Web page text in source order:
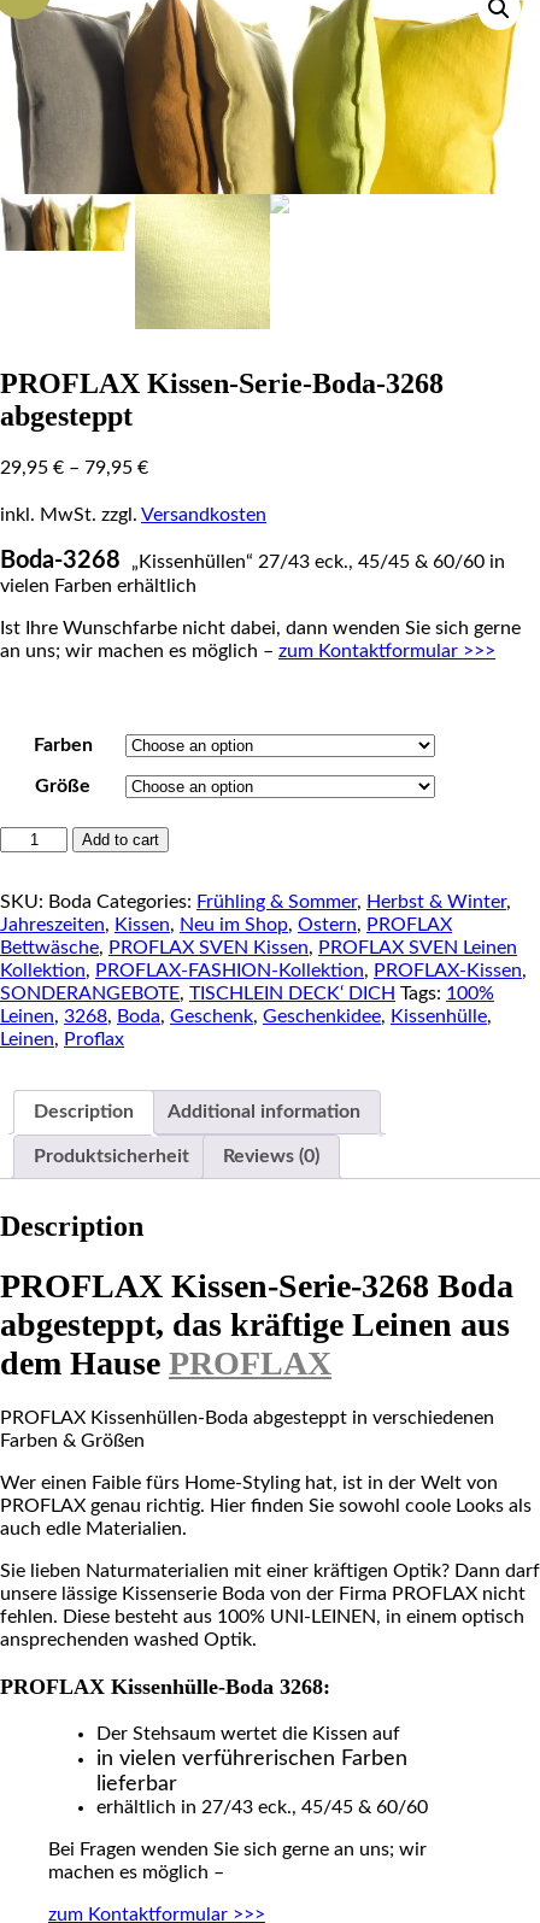
PROFLAX Kissen-Serie-Boda-3268
abgesteppt
29,95 € – 79,95 €
inkl. MwSt. zzgl. Versandkosten
Boda-3268
„Kissenhüllen“ 27/43 eck., 45/45 & 60/60 in
vielen Farben erhältlich
Ist Ihre Wunschfarbe nicht dabei, dann wenden Sie sich gerne
an uns; wir machen es möglich – zum Kontaktformular >>>
Farben
Größe
PROFLAX
Boda-
3268
abgesteppt
quantity
Add to cart
SKU: Boda Categories: Frühling & Sommer, Herbst & Winter,
Jahreszeiten, Kissen, Neu im Shop, Ostern, PROFLAX
Bettwäsche, PROFLAX SVEN Kissen, PROFLAX SVEN Leinen
Kollektion, PROFLAX-FASHION-Kollektion, PROFLAX-Kissen,
SONDERANGEBOTE, TISCHLEIN DECK‘ DICH Tags: 100%
Leinen, 3268, Boda, Geschenk, Geschenkidee, Kissenhülle,
Leinen, Proflax
Description Additional information
Produktsicherheit Reviews (0)
Description
PROFLAX Kissen-Serie-3268 Boda
abgesteppt, das kräftige Leinen aus
dem Hause PROFLAX
PROFLAX Kissenhüllen-Boda abgesteppt in verschiedenen
Farben & Größen
Wer einen Faible fürs Home-Styling hat, ist in der Welt von
PROFLAX genau richtig. Hier finden Sie sowohl coole Looks als
auch edle Materialien.
Sie lieben Naturmaterialien mit einer kräftigen Optik? Dann darf
unsere lässige Kissenserie Boda von der Firma PROFLAX nicht
fehlen. Diese besteht aus 100% UNI-LEINEN, in einem optisch
ansprechenden washed Optik.
PROFLAX Kissenhülle-Boda 3268:
Der Stehsaum wertet die Kissen auf
in vielen verführerischen Farben
lieferbar
erhältlich in 27/43 eck., 45/45 & 60/60
Bei Fragen wenden Sie sich gerne an uns; wir
machen es möglich –
zum Kontaktformular >>>